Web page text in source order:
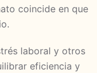
coincide en que
laboral y otros
eficiencia y